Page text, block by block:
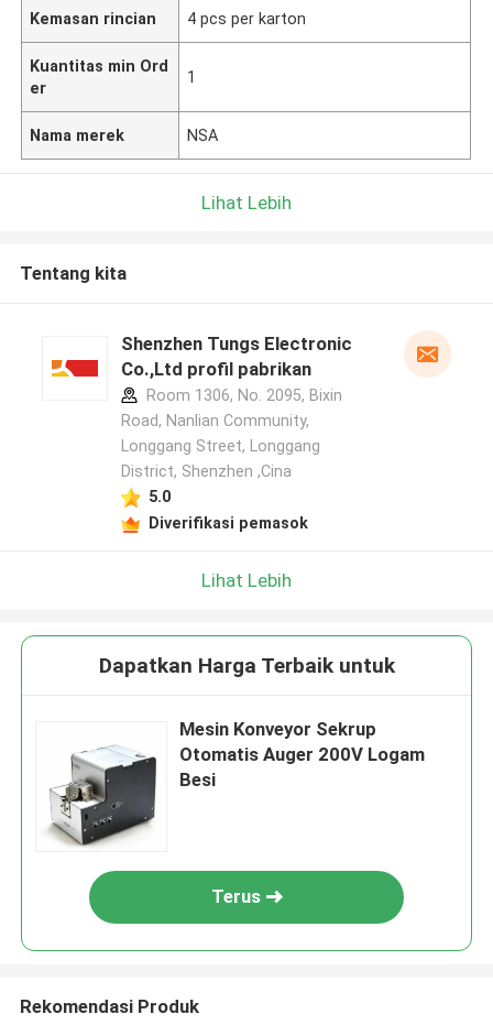
Kemasan rincian 4 pcs per karton
Kuantitas min Ord
er
1
Nama merek NSA
Lihat Lebih
Tentang kita
Shenzhen Tungs Electronic
Co.,Ltd profil pabrikan
Room 1306, No. 2095, Bixin
Road, Nanlian Community,
Longgang Street, Longgang
District, Shenzhen ,Cina
5.0
Diverifikasi pemasok
Lihat Lebih
Dapatkan Harga Terbaik untuk
Mesin Konveyor Sekrup
Otomatis Auger 200V Logam
Besi
Terus
Rekomendasi Produk